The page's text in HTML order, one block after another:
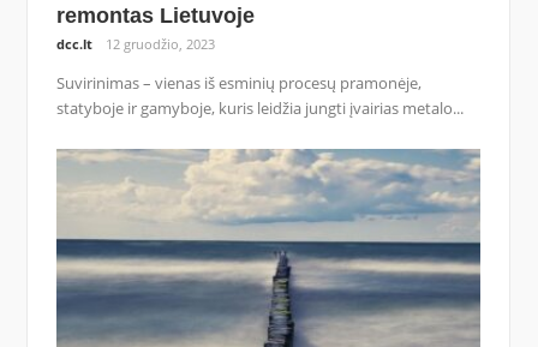
remontas Lietuvoje
dcc.lt 12 gruodžio, 2023
Suvirinimas – vienas iš esminių procesų pramonėje,
statyboje ir gamyboje, kuris leidžia jungti įvairias metalo...